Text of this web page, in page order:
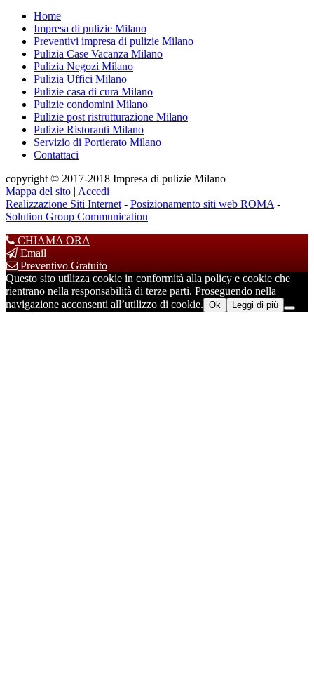
Home
Impresa di pulizie Milano
Preventivi impresa di pulizie Milano
Pulizia Case Vacanza Milano
Pulizia Negozi Milano
Pulizia Uffici Milano
Pulizie casa di cura Milano
Pulizie condomini Milano
Pulizie post ristrutturazione Milano
Pulizie Ristoranti Milano
Servizio di Portierato Milano
Contattaci
copyright © 2017-2018 Impresa di pulizie Milano
Mappa del sito | Accedi
Realizzazione Siti Internet - Posizionamento siti web ROMA -
Solution Group Communication
CHIAMA ORA
Email
Preventivo Gratuito
Questo sito utilizza cookie in conformità alla policy e cookie che
rientrano nella responsabilità di terze parti. Proseguendo nella
navigazione acconsenti all’utilizzo di cookie. Ok Leggi di più